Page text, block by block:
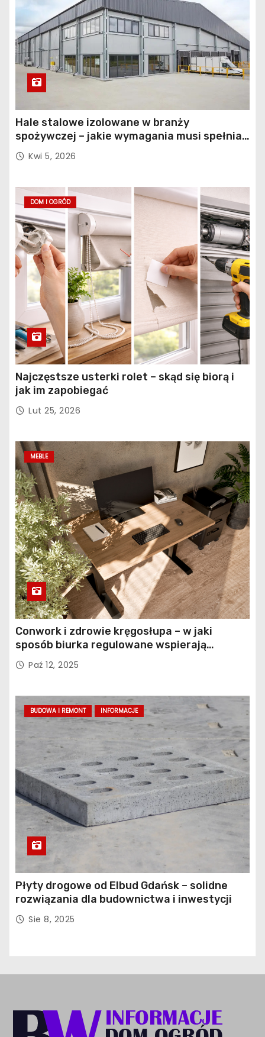
Hale stalowe izolowane w branży
spożywczej – jakie wymagania musi spełniać
konstrukcja obiektu?
Kwi 5, 2026
DOM I OGRÓD
Najczęstsze usterki rolet – skąd się biorą i
jak im zapobiegać
Lut 25, 2026
MEBLE
Conwork i zdrowie kręgosłupa – w jaki
sposób biurka regulowane wspierają
profilaktykę bólu pleców
Paź 12, 2025
BUDOWA I REMONT INFORMACJE
Płyty drogowe od Elbud Gdańsk – solidne
rozwiązania dla budownictwa i inwestycji
Sie 8, 2025